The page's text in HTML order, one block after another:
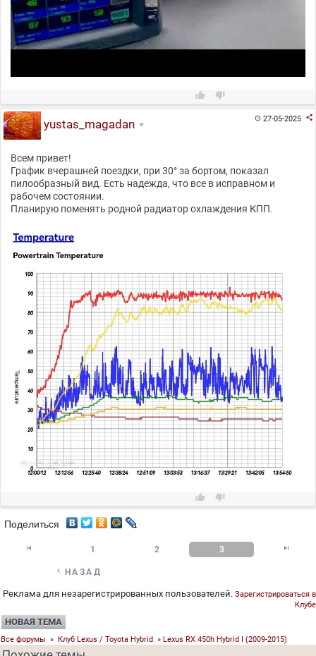
 
27-05-2025 
yustas_magadan
Всем привет!
График вчерашней поездки, при 30° за бортом, показал
пилообразный вид. Есть надежда, что все в исправном и
рабочем состоянии.
Планирую поменять родной радиатор охлаждения КПП.
 
Поделиться
 1 2 3 
 НАЗАД
Реклама для незарегистрированных пользователей. Зарегистрироваться в
Клубе
НОВАЯ ТЕМА
Все форумы » Клуб Lexus / Toyota Hybrid » Lexus RX 450h Hybrid I (2009-2015)